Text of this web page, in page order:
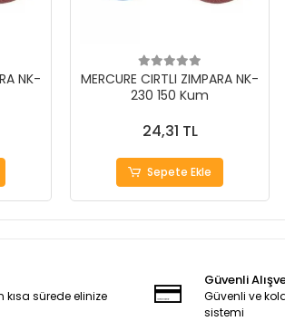
NK-
MERCURE CIRTLI ZIMPARA NK-
230 150 Kum
24,31 TL
Sepete Ekle
kısa sürede elinize
Güvenli
Güvenli ve
sistemi